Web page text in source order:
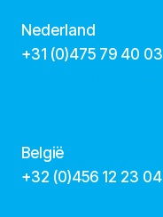
Nederland
+31 (0)475 79 40 03
België
‭+32 (0)456 12 23 04‬